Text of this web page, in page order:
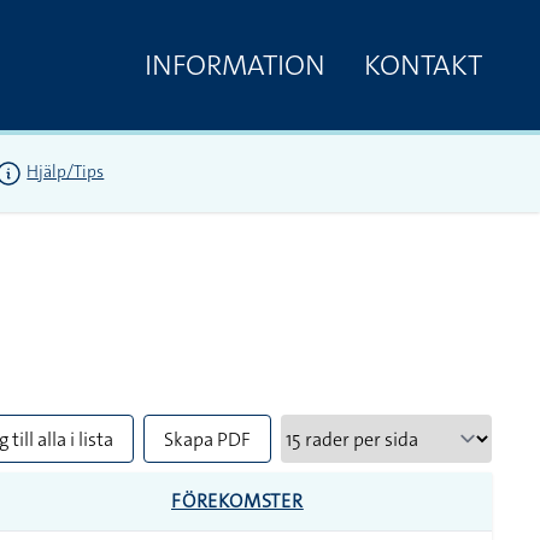
INFORMATION KONTAKT
Hjälp/Tips
till alla i lista Skapa PDF
FÖREKOMSTER